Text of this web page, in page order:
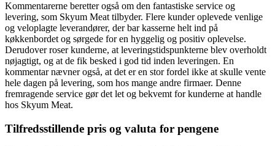
Kommentarerne beretter også om den fantastiske service og
levering, som Skyum Meat tilbyder. Flere kunder oplevede venlige
og veloplagte leverandører, der bar kasserne helt ind på
køkkenbordet og sørgede for en hyggelig og positiv oplevelse.
Derudover roser kunderne, at leveringstidspunkterne blev overholdt
nøjagtigt, og at de fik besked i god tid inden leveringen. En
kommentar nævner også, at det er en stor fordel ikke at skulle vente
hele dagen på levering, som hos mange andre firmaer. Denne
fremragende service gør det let og bekvemt for kunderne at handle
hos Skyum Meat.
Tilfredsstillende pris og valuta for pengene